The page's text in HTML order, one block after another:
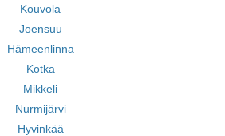
Kouvola
Joensuu
Hämeenlinna
Kotka
Mikkeli
Nurmijärvi
Hyvinkää